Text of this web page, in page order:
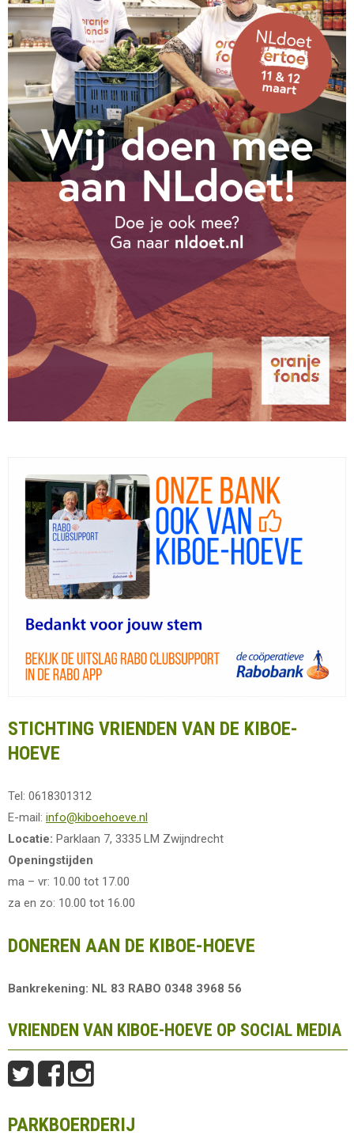
STICHTING VRIENDEN VAN DE KIBOE-
HOEVE
Tel: 0618301312
E-mail: info@kiboehoeve.nl
Locatie: Parklaan 7, 3335 LM Zwijndrecht
Openingstijden
ma – vr: 10.00 tot 17.00
za en zo: 10.00 tot 16.00
DONEREN AAN DE KIBOE-HOEVE
Bankrekening: NL 83 RABO 0348 3968 56
VRIENDEN VAN KIBOE-HOEVE OP SOCIAL MEDIA
PARKBOERDERIJ